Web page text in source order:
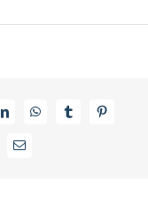
LinkedInWhatsAppTumblrPinterest
Email